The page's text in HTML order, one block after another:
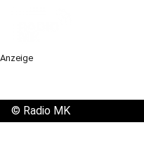
Anzeige
© Radio MK